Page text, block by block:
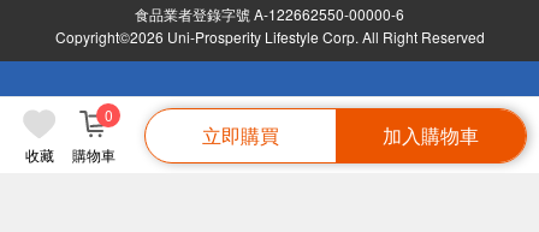
收藏 購物車
0
立即購買 加入購物車
食品業者登錄字號 A-122662550-00000-6
Copyright©2026 Uni-Prosperity Lifestyle Corp. All Right Reserved